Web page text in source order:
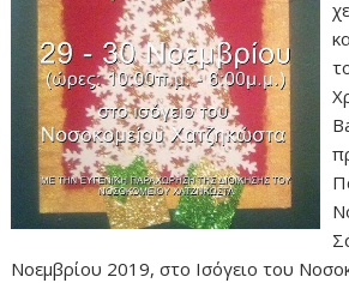
Νοεμβρίου 2019, στο Ισόγειο του